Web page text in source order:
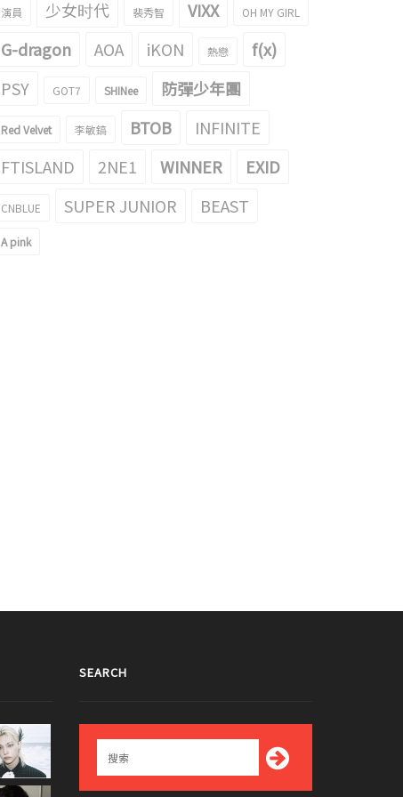
演員 少女时代 裴秀智 VIXX OH MY GIRL
G-dragon AOA iKON 熱戀
f(x)
PSY
GOT7 SHINee 防彈少年團
Red Velvet 李敏鎬 BTOB
INFINITE
FTISLAND
2NE1 WINNER EXID
CNBLUE SUPER JUNIOR BEAST
A pink
SEARCH